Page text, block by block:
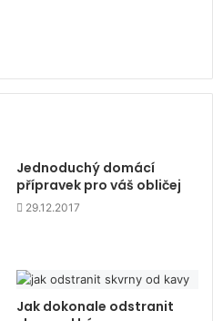
Jednoduchý domácí
přípravek pro váš obličej
29.12.2017
Jak dokonale odstranit